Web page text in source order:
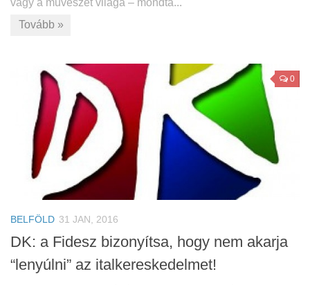
vagy a művészet világa – mondta...
Tovább »
0
BELFÖLD 31 JAN, 2016
DK: a Fidesz bizonyítsa, hogy nem akarja
“lenyúlni” az italkereskedelmet!